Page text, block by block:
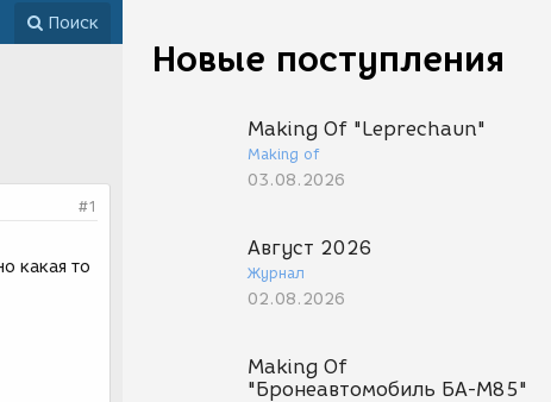
Новые поступления
Making Of "Leprechaun"
Making of
03.08.2026
Август 2026
Журнал
02.08.2026
Making Of
"Бронеавтомобиль БА-М85"
Поиск
#1
какая то